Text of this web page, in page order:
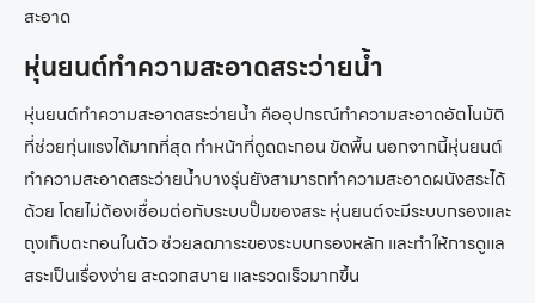
สะอาด
หุ่นยนต์ทำความสะอาดสระว่ายน้ำ
หุ่นยนต์ทำความสะอาดสระว่ายน้ำ คืออุปกรณ์ทำความสะอาดอัตโนมัติ
ที่ช่วยทุ่นแรงได้มากที่สุด ทำหน้าที่ดูดตะกอน ขัดพื้น นอกจากนี้หุ่นยนต์
ทำความสะอาดสระว่ายน้ำบางรุ่นยังสามารถทำความสะอาดผนังสระได้
ด้วย โดยไม่ต้องเชื่อมต่อกับระบบปั๊มของสระ หุ่นยนต์จะมีระบบกรองและ
ถุงเก็บตะกอนในตัว ช่วยลดภาระของระบบกรองหลัก และทำให้การดูแล
สระเป็นเรื่องง่าย สะดวกสบาย และรวดเร็วมากขึ้น